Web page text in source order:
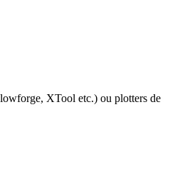
XTool etc.) ou plotters de